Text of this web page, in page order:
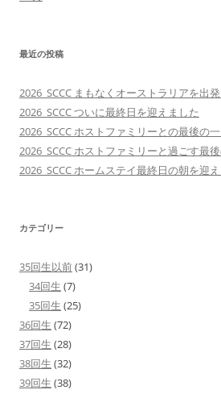
最近の投稿
2026_SCCC まもなくオーストラリアを出
2026_SCCC ついに最終日を迎えました
2026_SCCC ホストファミリーとの最後の
2026_SCCC ホストファミリーと過ごす最
2026_SCCC ホームステイ最終日の朝を迎
カテゴリー
35回生以前(31)
34回生 (7)
35回生 (25)
36回生 (72)
37回生 (28)
38回生 (32)
39回生 (38)